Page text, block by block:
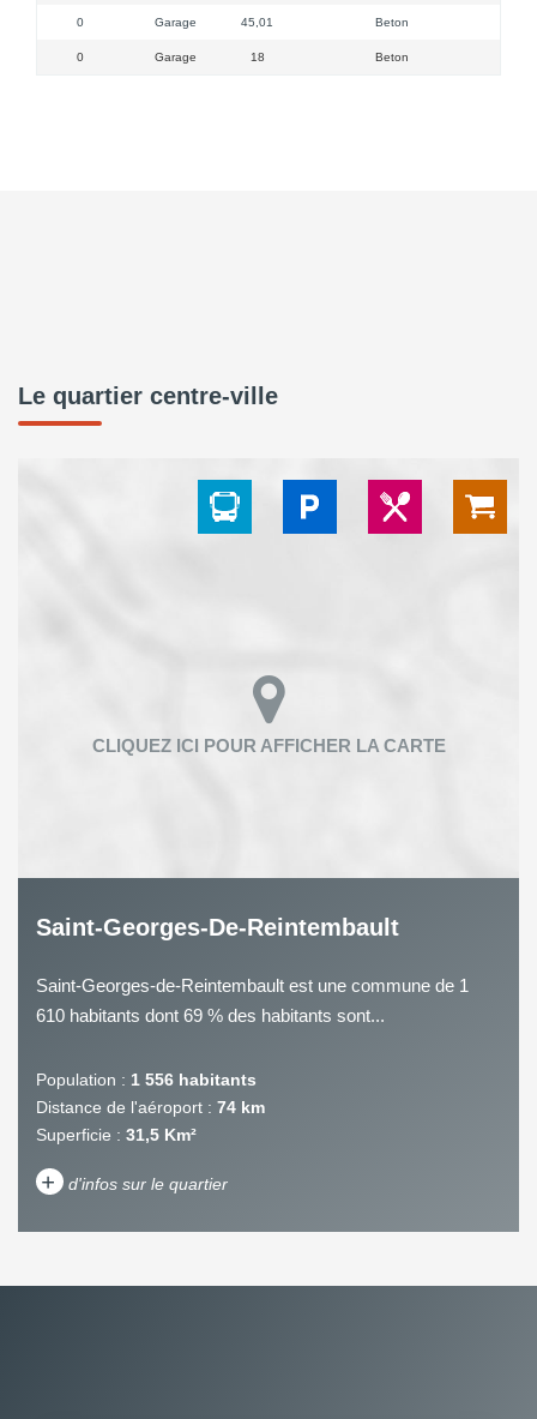
0 Garage 45,01 Beton
0 Garage 18 Beton
Le quartier centre-ville
Saint-Georges-De-Reintembault
Saint-Georges-de-Reintembault est une commune de 1
610 habitants dont 69 % des habitants sont...
Population : 1 556 habitants
Distance de l'aéroport : 74 km
Superficie : 31,5 Km²
+ d'infos sur le quartier